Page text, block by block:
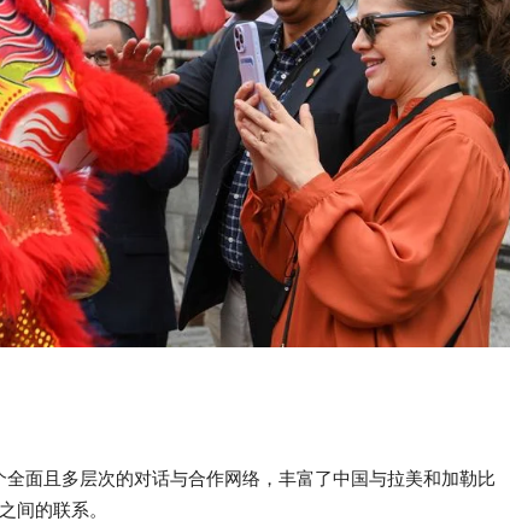
面且多层次的对话与合作网络，丰富了中国与拉美和加勒比
间的联系。